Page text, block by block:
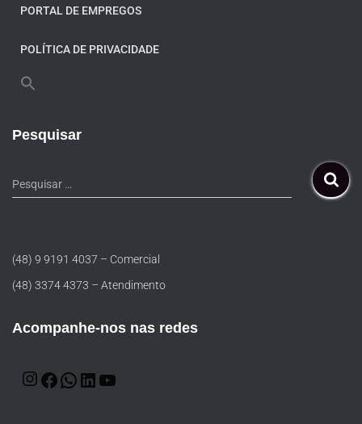
PORTAL DE EMPREGOS
POLÍTICA DE PRIVACIDADE
Pesquisar
Pesquisar …
(48) 9 9191 4037 – Comercial
(48) 3374 4373 – Atendimento
Acompanhe-nos nas redes